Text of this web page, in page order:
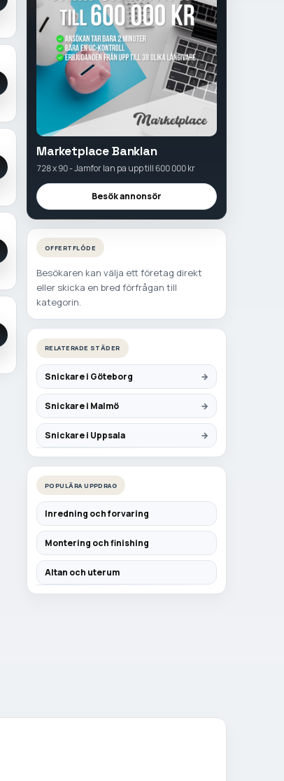
Marketplace Banklan
728 x 90 - Jamfor lan pa upp till 600 000 kr
Besök annonsör
OFFERTFLÖDE
Besökaren kan välja ett företag direkt
eller skicka en bred förfrågan till
kategorin.
RELATERADE STÄDER
Snickare i Göteborg
Snickare i Malmö
Snickare i Uppsala
POPULÄRA UPPDRAG
Inredning och forvaring
Montering och finishing
Altan och uterum